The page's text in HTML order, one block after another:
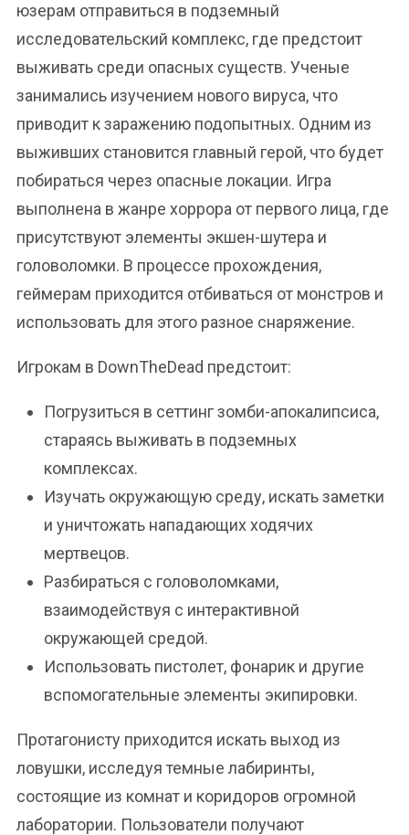
юзерам отправиться в подземный
исследовательский комплекс, где предстоит
выживать среди опасных существ. Ученые
занимались изучением нового вируса, что
приводит к заражению подопытных. Одним из
выживших становится главный герой, что будет
побираться через опасные локации. Игра
выполнена в жанре хоррора от первого лица, где
присутствуют элементы экшен-шутера и
головоломки. В процессе прохождения,
геймерам приходится отбиваться от монстров и
использовать для этого разное снаряжение.
Игрокам в DownTheDead предстоит:
Погрузиться в сеттинг зомби-апокалипсиса,
стараясь выживать в подземных
комплексах.
Изучать окружающую среду, искать заметки
и уничтожать нападающих ходячих
мертвецов.
Разбираться с головоломками,
взаимодействуя с интерактивной
окружающей средой.
Использовать пистолет, фонарик и другие
вспомогательные элементы экипировки.
Протагонисту приходится искать выход из
ловушки, исследуя темные лабиринты,
состоящие из комнат и коридоров огромной
лаборатории. Пользователи получают